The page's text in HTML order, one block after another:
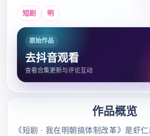
短剧 明
原始作品
去抖音观看
查看合集更新与评论互动
作品概览
《短剧 · 我在明朝搞体制改革》是虾仁